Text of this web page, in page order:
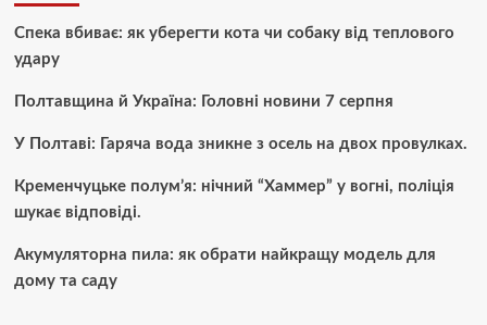
Спека вбиває: як уберегти кота чи собаку від теплового
удару
Полтавщина й Україна: Головні новини 7 серпня
У Полтаві: Гаряча вода зникне з осель на двох провулках.
Кременчуцьке полум’я: нічний “Хаммер” у вогні, поліція
шукає відповіді.
Акумуляторна пила: як обрати найкращу модель для
дому та саду